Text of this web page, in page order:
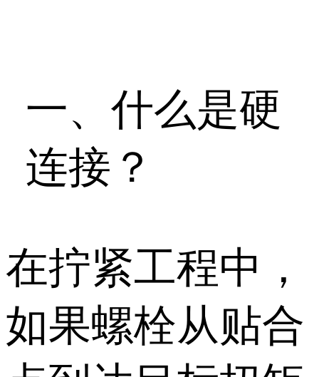
一、什么是硬
连接？
在拧紧工程中，
如果螺栓从贴合